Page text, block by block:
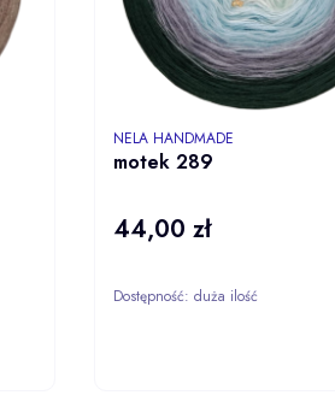
motek 289
PRODUCENT
NELA HANDMADE
Cena
44,00 zł
Dostępność: duża ilość